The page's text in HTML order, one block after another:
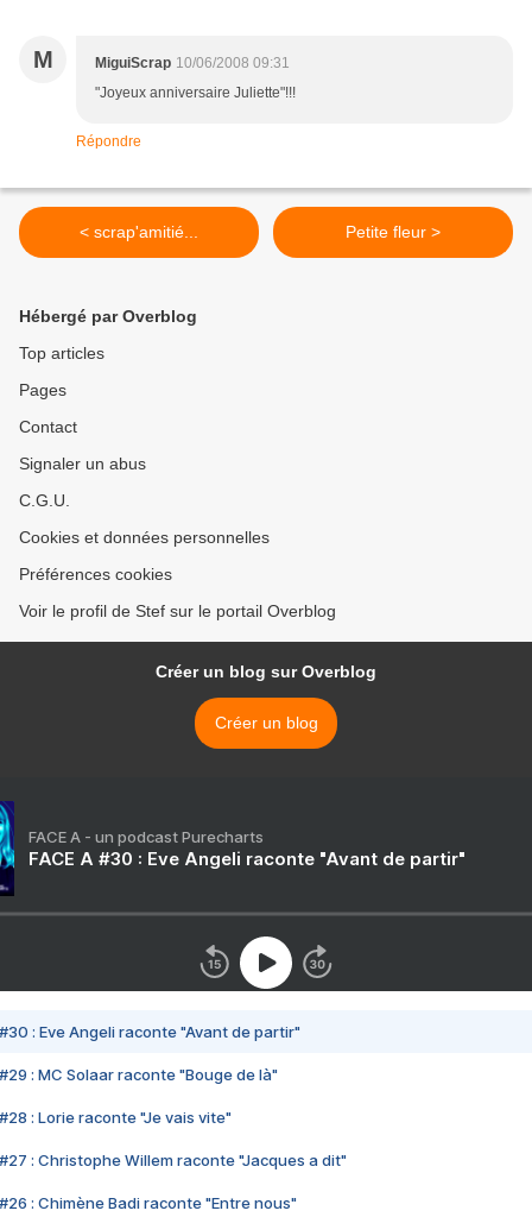
M MiguiScrap 10/06/2008 09:31
"Joyeux anniversaire Juliette"!!!
Répondre
< scrap'amitié... Petite fleur >
Hébergé par Overblog
Top articles
Pages
Contact
Signaler un abus
C.G.U.
Cookies et données personnelles
Préférences cookies
Voir le profil de Stef sur le portail Overblog
Créer un blog sur Overblog
Créer un blog
FACE A - un podcast Purecharts
FACE A #30 : Eve Angeli raconte "Avant de partir"
#30 : Eve Angeli raconte "Avant de partir"
#29 : MC Solaar raconte "Bouge de là"
#28 : Lorie raconte "Je vais vite"
#27 : Christophe Willem raconte "Jacques a dit"
#26 : Chimène Badi raconte "Entre nous"